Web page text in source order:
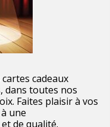
cadeaux
dans toutes nos
Faites plaisir à vos
une
de qualité.